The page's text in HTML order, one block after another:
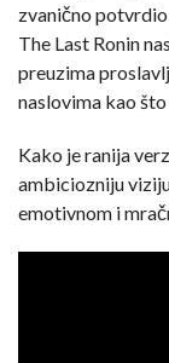
zvanično
The Last Ronin
preuzima
naslovima kao
Kako je ranija
ambiciozniju
emotivnom i